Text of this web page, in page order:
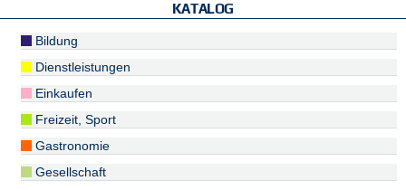
KATALOG
Bildung
Dienstleistungen
Einkaufen
Freizeit, Sport
Gastronomie
Gesellschaft